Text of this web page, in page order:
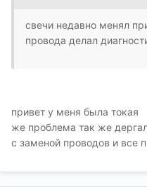
свечи недавно менял
провода делал
привет у меня была токая
же проблема так же
с заменой проводов и все